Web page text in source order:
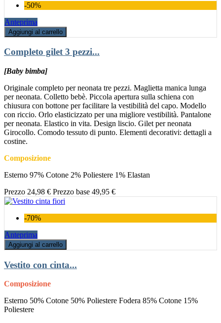
-50%
Anteprima
Aggiungi al carrello
Completo gilet 3 pezzi...
[Baby bimba]
Originale completo per neonata tre pezzi. Maglietta manica lunga
per neonata. Colletto bebè. Piccola apertura sulla schiena con
chiusura con bottone per facilitare la vestibilità del capo. Modello
con riccio. Orlo elasticizzato per una migliore vestibilità. Pantalone
per neonata. Elastico in vita. Design liscio. Gilet per neonata
Girocollo. Comodo tessuto di punto. Elementi decorativi: dettagli a
costine.
Composizione
Esterno 97% Cotone 2% Poliestere 1% Elastan
Prezzo 24,98 € Prezzo base 49,95 €
-70%
Anteprima
Aggiungi al carrello
Vestito con cinta...
Composizione
Esterno 50% Cotone 50% Poliestere Fodera 85% Cotone 15%
Poliestere